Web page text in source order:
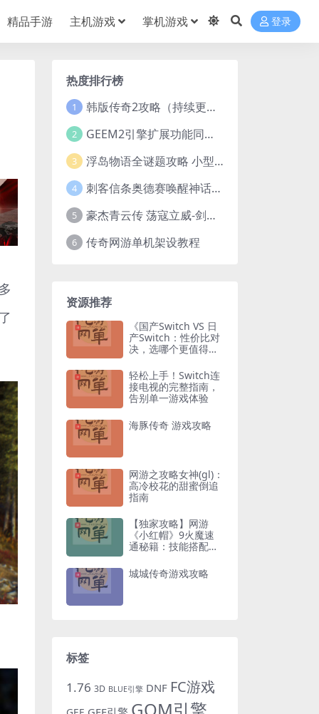
精品手游 主机游戏 掌机游戏 登录
热度排行榜
1 韩版传奇2攻略（持续更新）
2 GEEM2引擎扩展功能同步捡物、角色自动捡物
3 浮岛物语全谜题攻略 小型谜题解谜汇总
4 刺客信条奥德赛唤醒神话谜题答案 斯芬克斯主线攻略
5 豪杰青云传 荡寇立威-剑舞红尘-英雄志楼(解压即玩)
6 传奇网游单机架设教程
资源推荐
《国产Switch VS 日
产Switch：性价比对
决，选哪个更值得入
轻松上手！Switch连
接电视的完整指南，
告别单一游戏体验
海豚传奇 游戏攻略
网游之攻略女神(gl)：
高冷校花的甜蜜倒追
指南
【独家攻略】网游
《小红帽》9火魔速
通秘籍：技能搭配与
城城传奇游戏攻略
标签
1.76 3D BLUE引擎 DNF FC游戏